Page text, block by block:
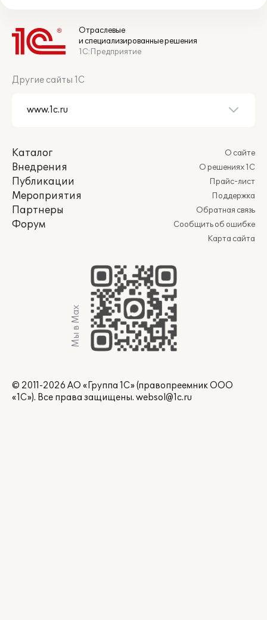
Отраслевые
и специализированные решения
1С:Предприятие
Другие сайты 1С
Каталог
Внедрения
Публикации
Мероприятия
Партнеры
Форум
О сайте
О решениях 1С
Прайс-лист
Поддержка
Обратная связь
Сообщить об ошибке
Карта сайта
Мы в Max
© 2011-2026 АО «Группа 1С» (правопреемник ООО
«1С»). Все права защищены. websol@1c.ru